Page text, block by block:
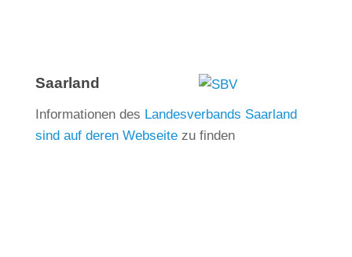
Saarland
Informationen des Landesverbands Saarland
sind auf deren Webseite zu finden